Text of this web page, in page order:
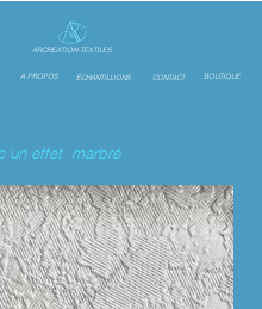
ARCREATION-TEXTILES
A PROPOS ÉCHANTILLIONS CONTACT BOUTIQUE
un effet marbré